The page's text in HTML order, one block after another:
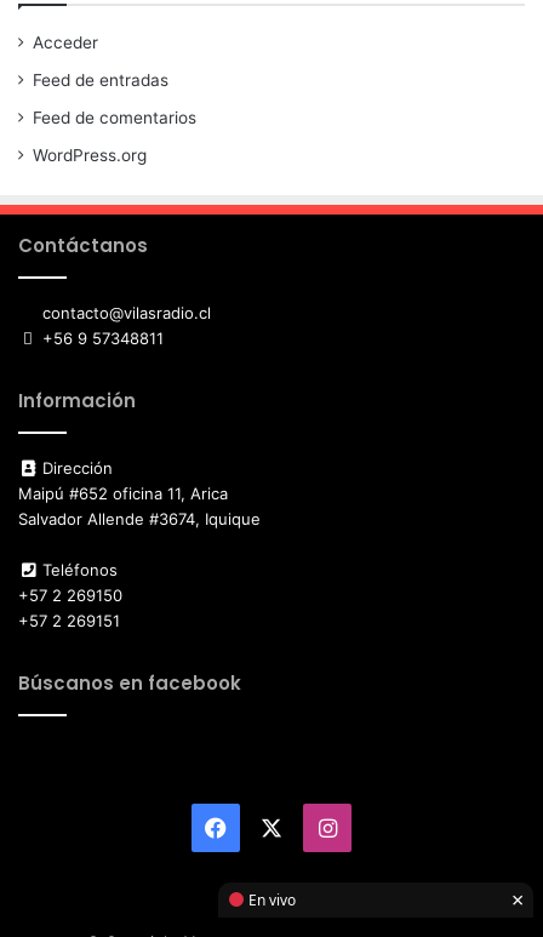
Acceder
Feed de entradas
Feed de comentarios
WordPress.org
Contáctanos
contacto@vilasradio.cl
+56 9 57348811
Información
Dirección
Maipú #652 oficina 11, Arica
Salvador Allende #3674, Iquique
Teléfonos
+57 2 269150
+57 2 269151
Búscanos en facebook
Facebook Instagram
En vivo ×